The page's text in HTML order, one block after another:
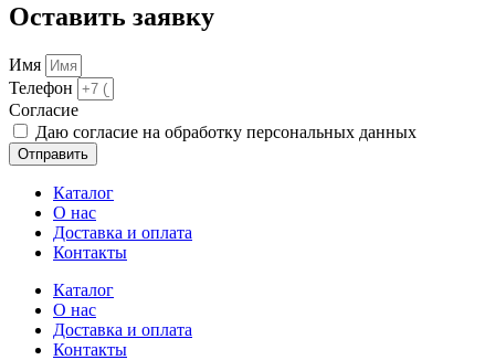
Оставить заявку
Имя
Телефон
Cогласие
Даю согласие на обработку персональных данных
Отправить
Каталог
О нас
Доставка и оплата
Контакты
Каталог
О нас
Доставка и оплата
Контакты